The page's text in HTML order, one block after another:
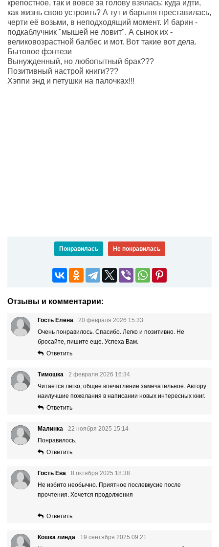
крепостное, так и вовсе за голову взялась: куда идти,
как жизнь свою устроить? А тут и барыня преставилась,
черти её возьми, в неподходящий момент. И барин -
подкаблучник "мышей не ловит". А сынок их -
великовозрастной балбес и мот. Вот такие вот дела.
Бытовое фэнтези‍‍‍‍‍‍
Вынужденный, но любопытный брак???
Позитивный настрой книги???
Хэппи энд и петушки на палочках!!!
Понравилась Не понравилась
Отзывы и комментарии:
Гость Елена
20 февраля 2026 15:33
Очень понравилось. Спасибо. Легко и позитивно. Не
бросайте, пишите еще. Успеха Вам.
Ответить
Тимошка
2 февраля 2026 16:34
Читается легко, общее впечатление замечательное. Автору
наилучшие пожелания в написании новых интересных книг.
Ответить
Малинка
22 ноября 2025 15:14
Понравилось.
Ответить
Гость Ева
8 октября 2025 18:38
Не избито необычно. Приятное послевкусие после
прочтения. Хочется продолжения
Ответить
Кошка линда
19 сентября 2025 09:21